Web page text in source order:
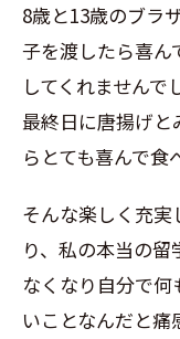
8歳と13歳のブラ
子を渡したら喜
してくれませんで
最終日に唐揚げ
らとても喜んで食
そんな楽しく充
り、私の本当の
なくなり自分で
いことなんだと